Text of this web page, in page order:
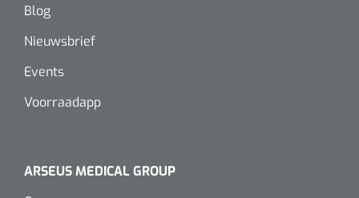
Blog
Nieuwsbrief
Events
Voorraadapp
ARSEUS MEDICAL GROUP